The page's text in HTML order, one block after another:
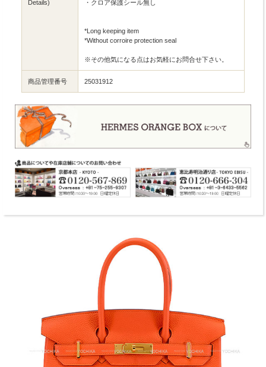
Details)
・クロア保護シール無し
*Long keeping item
*Without corroire protection seal
※その他気になる点はお気軽にお問合せ下さい。
商品管理番号 25031912